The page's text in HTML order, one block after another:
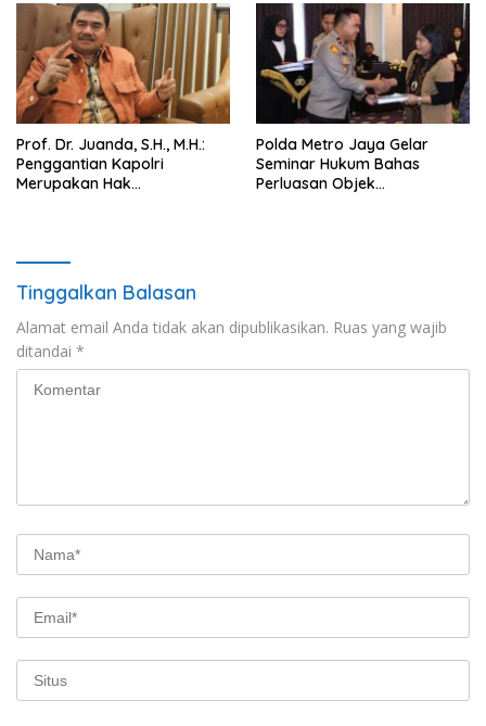
Prof. Dr. Juanda, S.H., M.H.:
Penggantian Kapolri
Merupakan Hak
Polda Metro Jaya Gelar
Seminar Hukum Bahas
Perluasan Objek
Tinggalkan Balasan
Alamat email Anda tidak akan dipublikasikan. Ruas yang wajib
ditandai *